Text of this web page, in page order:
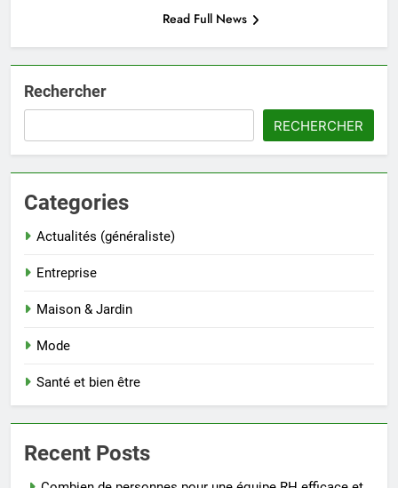
Read Full News
Rechercher
RECHERCHER
Categories
Actualités (généraliste)
Entreprise
Maison & Jardin
Mode
Santé et bien être
Recent Posts